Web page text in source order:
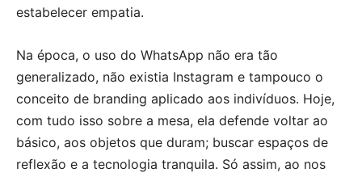
estabelecer empatia.
Na época, o uso do WhatsApp não era tão
generalizado, não existia Instagram e tampouco o
conceito de branding aplicado aos indivíduos. Hoje,
com tudo isso sobre a mesa, ela defende voltar ao
básico, aos objetos que duram; buscar espaços de
reflexão e a tecnologia tranquila. Só assim, ao nos